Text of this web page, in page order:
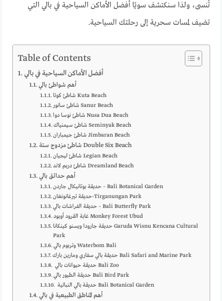
تُنسى، ولذا سنكتشف سويًا أفضل الأماكن السياحية في بالي التي
تضيف لمسات سحرية إلى رحلتك السياحية.
Table of Contents
أفضل الأماكن السياحية في بالي
أهم شواطئ بالي
شاطئ كوتا Kuta Beach
شاطئ سانور Sanur Beach
شاطئ نوسا دوا Nusa Dua Beach
شاطئ سيمنياك Seminyak Beach
شاطئ جيمباران‏ Jimbaran Beach
شاطئ مزدوج ستة Double Six Beach
شاطئ ليجيان Legian Beach
شاطئ دريم لاند Dreamland Beach
أهم حدائق بالي
حديقة بوتانيكال جاردن – Bali Botanical Garden
حديقة تيرغانونغان-Tirganungan Park
حديقة الفراشات بالي – Bali Butterfly Park
غابة القرود أوبود Monkey Forest Ubud
حديقة جارودا ويسنو كينكانا Garuda Wisnu Kencana Cultural
Park
وتربوم بالي Waterbom Bali
حديقة بالي سفاري ومارين بارك Bali Safari and Marine Park
حديقة حيوانات بالي Bali Zoo
حديقة الطيور بالي Bali Bird Park
حديقة بالي النباتية Bali Botanical Garden
أهم المناطق الطبيعية في بالي